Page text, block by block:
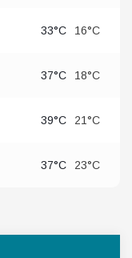
33°C 16°C
37°C 18°C
39°C 21°C
37°C 23°C